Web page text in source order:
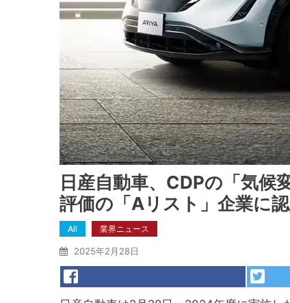
日産自動車、CDPの「気候
評価の「Aリスト」企業に
All 業界ニュース
2025年2月28日